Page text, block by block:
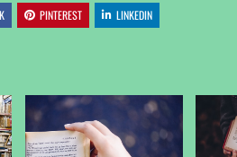
PINTEREST LINKEDIN